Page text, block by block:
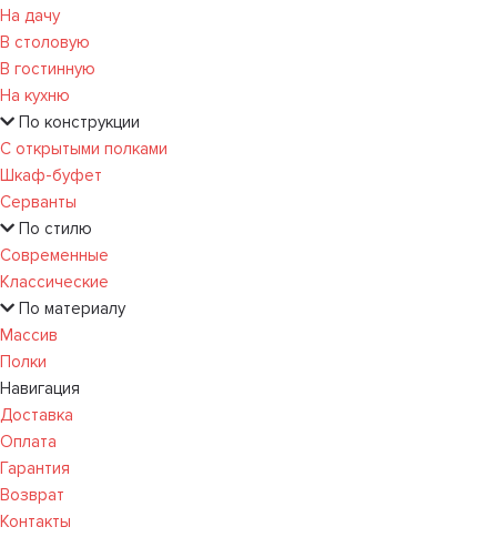
На дачу
В столовую
В гостинную
На кухню
По конструкции
С открытыми полками
Шкаф-буфет
Серванты
По стилю
Современные
Классические
По материалу
Массив
Полки
Навигация
Доставка
Оплата
Гарантия
Возврат
Контакты